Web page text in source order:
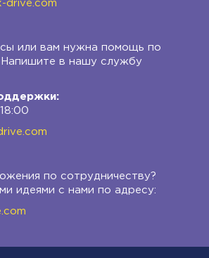
drive.com
или вам нужна помощь по
Напишите в нашу службу
по сотрудничеству?
идеями с нами по адресу: